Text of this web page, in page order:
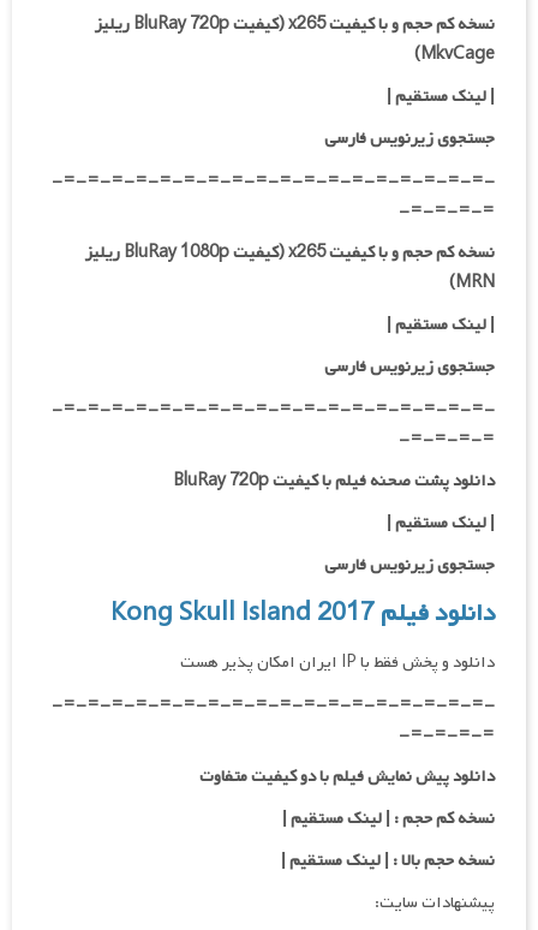
نسخه کم حجم و با کیفیت x265 (کیفیت BluRay 720p ریلیز
MkvCage)
| لینک مستقیم |
جستجوی زیرنویس فارسی
-=-=-=-=-=-=-=-=-=-=-=-=-=-=-=-=-=-=-
=-=-=-=-
نسخه کم حجم و با کیفیت x265 (کیفیت BluRay 1080p ریلیز
MRN)
| لینک مستقیم |
جستجوی زیرنویس فارسی
-=-=-=-=-=-=-=-=-=-=-=-=-=-=-=-=-=-=-
=-=-=-=-
دانلود پشت صحنه فیلم با کیفیت BluRay 720p
|لینک مستقیم|
جستجوی زیرنویس فارسی
دانلود فیلم Kong Skull Island 2017
دانلود و پخش فقط با IP ایران امکان پذیر هست
-=-=-=-=-=-=-=-=-=-=-=-=-=-=-=-=-=-=-
=-=-=-=-
دانلود پیش نمایش فیلم با دو کیفیت متفاوت
نسخه کم حجم : | لینک مستقیم |
نسخه حجم بالا : | لینک مستقیم |
پیشنهادات سایت: